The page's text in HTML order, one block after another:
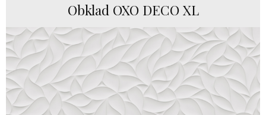
Obklad OXO DECO XL